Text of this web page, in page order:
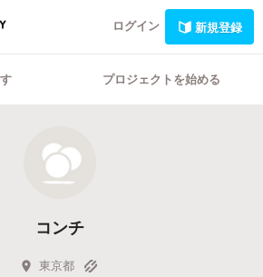
ログイン 新規登録
プロジェクトを始める
コンチ
東京都